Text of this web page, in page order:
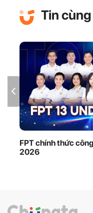
Tin
FPT chính thức
2026